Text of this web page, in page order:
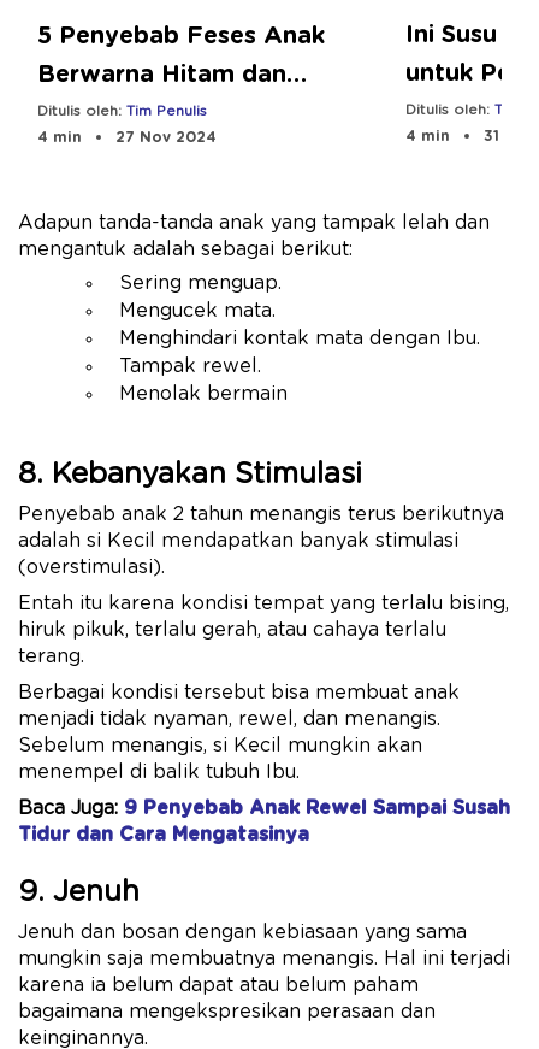
5 Penyebab Feses Anak
Berwarna Hitam dan
Pengobatannya
Ditulis oleh: Tim Penulis
4 min
27 Nov 2024
Ini Susu
untuk
Tahun
Ditulis oleh: Tim
4 min
31 Oct
Adapun tanda-tanda anak yang tampak lelah dan
mengantuk adalah sebagai berikut:
Sering menguap.
Mengucek mata.
Menghindari kontak mata dengan Ibu.
Tampak rewel.
Menolak bermain
8. Kebanyakan Stimulasi
Penyebab anak 2 tahun menangis terus berikutnya
adalah si Kecil mendapatkan banyak stimulasi
(overstimulasi).
Entah itu karena kondisi tempat yang terlalu bising,
hiruk pikuk, terlalu gerah, atau cahaya terlalu
terang.
Berbagai kondisi tersebut bisa membuat anak
menjadi tidak nyaman, rewel, dan menangis.
Sebelum menangis, si Kecil mungkin akan
menempel di balik tubuh Ibu.
Baca Juga: 9 Penyebab Anak Rewel Sampai Susah
Tidur dan Cara Mengatasinya
9. Jenuh
Jenuh dan bosan dengan kebiasaan yang sama
mungkin saja membuatnya menangis. Hal ini terjadi
karena ia belum dapat atau belum paham
bagaimana mengekspresikan perasaan dan
keinginannya.